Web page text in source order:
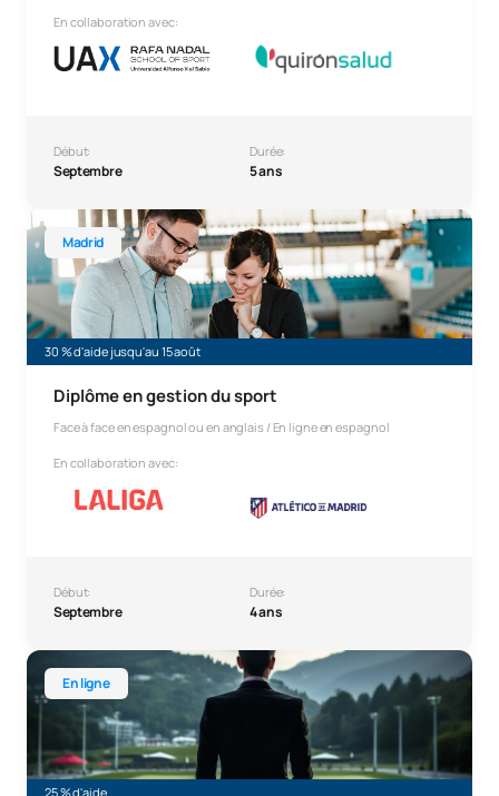
En collaboration avec:
Début:
Septembre
Durée:
5 ans
Madrid
30 % d'aide jusqu'au 15 août
Diplôme en gestion du sport
Face à face en espagnol ou en anglais / En ligne en espagnol
En collaboration avec:
Début:
Septembre
Durée:
4 ans
Licence en gestion du sport
En ligne
25 % d'aide
Licence en ligne en gestion du sport